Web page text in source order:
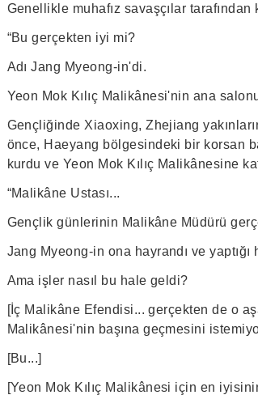
Genellikle muhafız savaşçılar
“Bu gerçekten iyi mi?
Adı Jang Myeong-in'di.
Yeon Mok Kılıç Malikânesi'nin ana
Gençliğinde Xiaoxing, Zhejiang
önce, Haeyang bölgesindeki bir korsan
kurdu ve Yeon Mok Kılıç Malikânesine
“Malikâne Ustası...
Gençlik günlerinin Malikâne Müdürü
Jang Myeong-in ona hayrandı ve
Ama işler nasıl bu hale geldi?
[İç Malikâne Efendisi... gerçekten de o
Malikânesi'nin başına geçmesini
[Bu...]
[Yeon Mok Kılıç Malikânesi için en